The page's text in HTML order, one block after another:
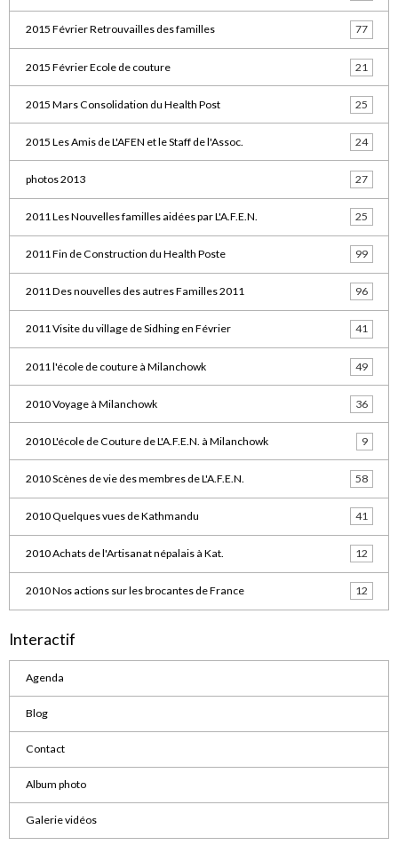
2015 Février Retrouvailles des familles 77
2015 Février Ecole de couture 21
2015 Mars Consolidation du Health Post 25
2015 Les Amis de L'AFEN et le Staff de l'Assoc. 24
photos 2013 27
2011 Les Nouvelles familles aidées par L'A.F.E.N. 25
2011 Fin de Construction du Health Poste 99
2011 Des nouvelles des autres Familles 2011 96
2011 Visite du village de Sidhing en Février 41
2011 l'école de couture à Milanchowk 49
2010 Voyage à Milanchowk 36
2010 L'école de Couture de L'A.F.E.N. à Milanchowk 9
2010 Scènes de vie des membres de L'A.F.E.N. 58
2010 Quelques vues de Kathmandu 41
2010 Achats de l'Artisanat népalais à Kat. 12
2010 Nos actions sur les brocantes de France 12
Interactif
Agenda
Blog
Contact
Album photo
Galerie vidéos